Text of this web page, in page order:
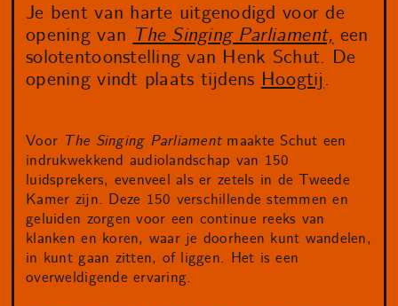
Je bent van harte uitgenodigd voor de
opening van The Singing Parliament, een
solotentoonstelling van Henk Schut. De
opening vindt plaats tijdens Hoogtij.
Voor The Singing Parliamentmaakte Schut een
indrukwekkend audiolandschap van 150
luidsprekers, evenveel als er zetels in de Tweede
Kamer zijn. Deze 150 verschillende stemmen en
geluiden zorgen voor een continue reeks van
klanken en koren, waar je doorheen kunt wandelen,
in kunt gaan zitten, of liggen. Het is een
overweldigende ervaring.